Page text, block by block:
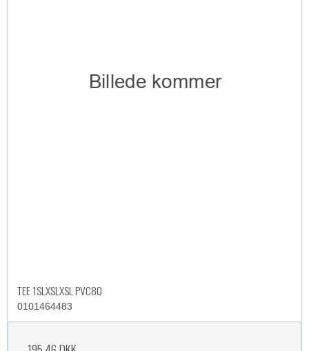
TEE 1SLXSLXSL PVC80
0101464483